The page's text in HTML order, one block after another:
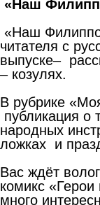
«Наш
«Наш
читателя с
выпуске–
– козулях.
В рубрике
публикация о
народных
ложках и
Вас ждёт
комикс
много